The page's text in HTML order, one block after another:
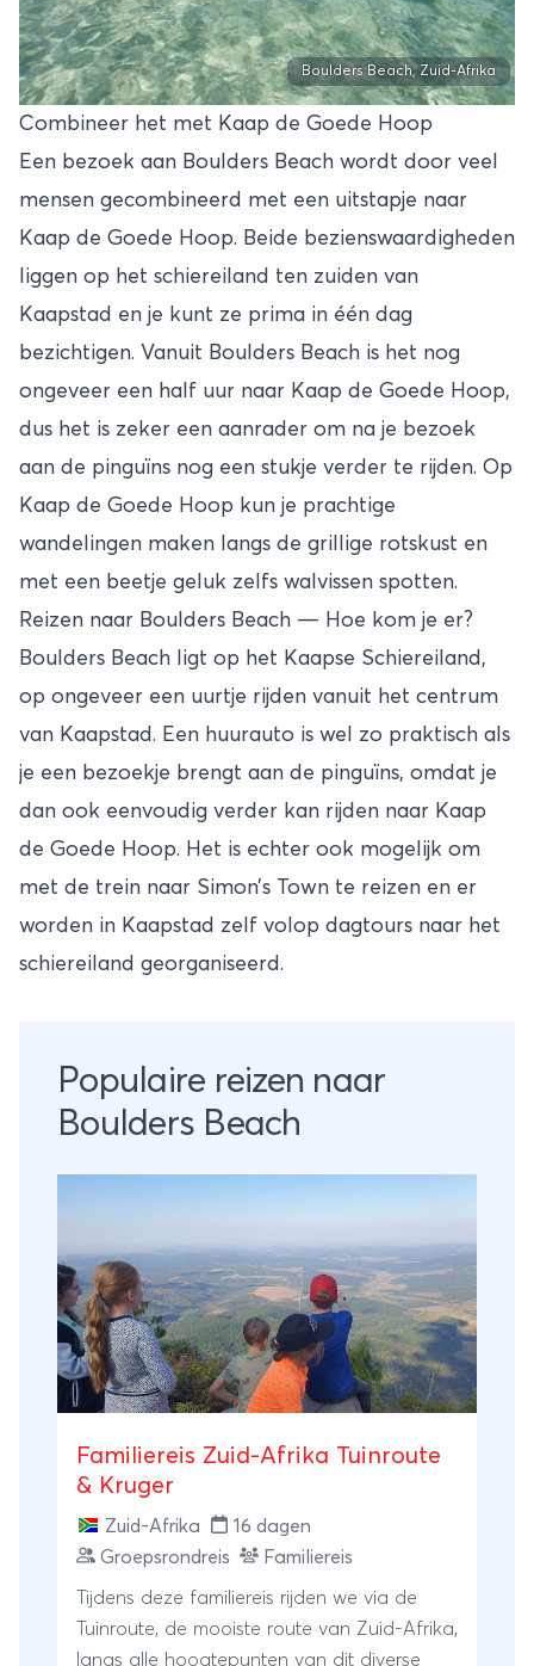
Boulders Beach, Zuid-Afrika
Combineer het met Kaap de Goede Hoop
Een bezoek aan Boulders Beach wordt door veel
mensen gecombineerd met een uitstapje naar
Kaap de Goede Hoop. Beide bezienswaardigheden
liggen op het schiereiland ten zuiden van
Kaapstad en je kunt ze prima in één dag
bezichtigen. Vanuit Boulders Beach is het nog
ongeveer een half uur naar Kaap de Goede Hoop,
dus het is zeker een aanrader om na je bezoek
aan de pinguïns nog een stukje verder te rijden. Op
Kaap de Goede Hoop kun je prachtige
wandelingen maken langs de grillige rotskust en
met een beetje geluk zelfs walvissen spotten.
Reizen naar Boulders Beach — Hoe kom je er?
Boulders Beach ligt op het Kaapse Schiereiland,
op ongeveer een uurtje rijden vanuit het centrum
van Kaapstad. Een huurauto is wel zo praktisch als
je een bezoekje brengt aan de pinguïns, omdat je
dan ook eenvoudig verder kan rijden naar Kaap
de Goede Hoop. Het is echter ook mogelijk om
met de trein naar Simon’s Town te reizen en er
worden in Kaapstad zelf volop dagtours naar het
schiereiland georganiseerd.
Populaire reizen naar
Boulders Beach
Familiereis Zuid-Afrika Tuinroute
& Kruger
Zuid-Afrika
16 dagen
Groepsrondreis
Familiereis
Tijdens deze familiereis rijden we via de
Tuinroute, de mooiste route van Zuid-Afrika,
langs alle hoogtepunten van dit diverse